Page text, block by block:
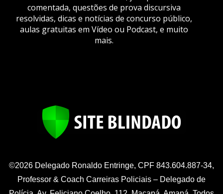
comentada, questões de prova discursiva
resolvidas, dicas e notícias de concurso público,
aulas gratuitas em Vídeo ou Podcast, e muito
mais.
©2026 Delegado Ronaldo Entringe, CPF 843.604.887-34,
Professor & Coach Carreiras Policiais – Delegado de